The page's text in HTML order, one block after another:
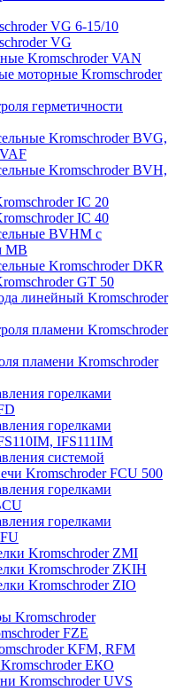
VG 6-15/10
VG
Kromschroder VAN
моторные Kromschroder
герметичности
Kromschroder BVG,
Kromschroder BVH,
IC 20
IC 40
BVHM с
МВ
Kromschroder DKR
GT 50
линейный Kromschroder
пламени Kromschroder
пламени Kromschroder
горелками
горелками
IFS111IM
системой
Kromschroder FCU 500
горелками
горелками
Kromschroder ZМI
Kromschroder ZKIH
Kromschroder ZIO
Kromschroder
FZE
KFM, RFM
ЕКО
Kromschroder UVS